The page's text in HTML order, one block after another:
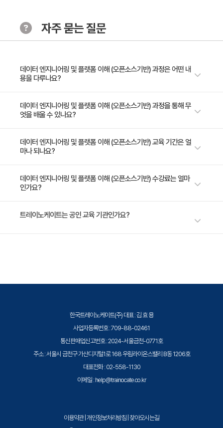
합니다.
· 주요 내용
Computing
2. 어플리케이션 Workload
4. 비관계형 데이터 저장 기술
[Chapter3. 대규모 데이터 저장 및 분석]
· 학습 목표
치/실시간 처리 기반 데이터 분석 및 처리 솔루션 활용 능
· 주요 내용
1. 저장 및 분석을 위한 HDFS, YARN, Sqoop, Flume,
자주 묻는 질문
데이터 엔지니어링 및 플랫폼 이해 (오픈소스기반) 과정은 어떤 내
용을 다루나요?
데이터의 세계에서 진정한 변화를 주도하고자 하는 현직자 여러분, '클라우
드 데이터 마스터리' 강의가 길잡이가 될 것입니다. AWS Cloud Platform
인 방법을 학습하세요. Amazon Glue와 Kinesis Firehose를 활용한 심층
적인 데이터 처리부터, NoSQL과 RDBMS의 혁신적인 활용법까지, 이 강의
에 필요한 클라우드 저장소 기술을 익혀, 빅데이터의 세계에서 선두주자로
나서십시오.
데이터 엔지니어링 및 플랫폼 이해 (오픈소스기반) 과정을 통해 무
엇을 배울 수 있나요?
AWS Cloud Platform을 사용하여, 효율적으로 수집, 저장하는 방법을 학
습합니다.
데이터 엔지니어링 및 플랫폼 이해 (오픈소스기반) 교육 기간은 얼
마나 되나요?
2일 과정입니다. 상세 일정은 교육 페이지에서 확인하실 수 있습니다.
데이터 엔지니어링 및 플랫폼 이해 (오픈소스기반) 수강료는 얼마
인가요?
수강료는 800,000원(VAT 별도)입니다. 고용보험 환급 및 기업 할인 혜택
트레이노케이트는 공인 교육 기관인가요?
한국트레이노케이트(주) 대표 : 김 효 용
사업자등록번호 : 709-88-02461
통신판매업신고번호 : 2024-서울금천-0771호
주소 : 서울시 금천구 가산디지털1로 168 우림라이온스밸리 B동 1206호
대표전화 : 02-558-1130
이메일 : help@trainocate.co.kr
이용약관| 개인정보처리방침 찾아오시는길